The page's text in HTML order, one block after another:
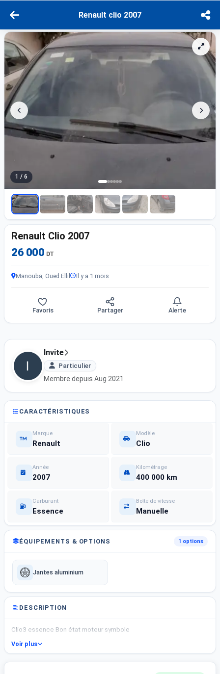
Renault clio 2007
1 / 6
Renault Clio 2007
26 000 DT
Manouba, Oued Ellil Il y a 1 mois
Favoris Partager Alerte
Invite
Particulier
Membre depuis Aug 2021
CARACTÉRISTIQUES
Marque
Renault
Modèle
Clio
Année
2007
Kilométrage
400 000 km
Carburant
Essence
Boîte de vitesse
Manuelle
ÉQUIPEMENTS & OPTIONS 1 options
Jantes aluminium
DESCRIPTION
Clio3 essence Bon état moteur symbole
Voir plus